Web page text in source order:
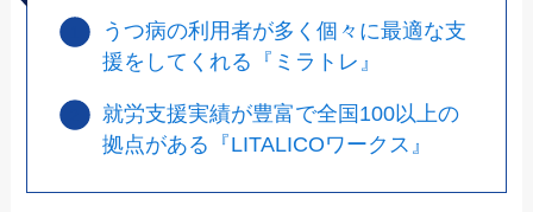
うつ病の利用者が多く個々に最適な支
援をしてくれる『ミラトレ』
就労支援実績が豊富で全国100以上の
拠点がある『LITALICOワークス』